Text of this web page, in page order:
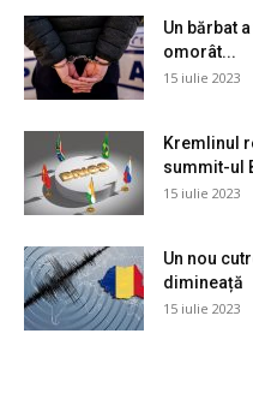
Un bărbat
omorât...
15 iulie 2023
Kremlinul
summit-ul
15 iulie 2023
Un nou
dimineață
15 iulie 2023